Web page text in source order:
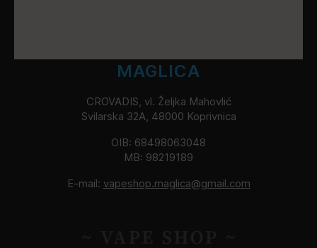
MAGLICA
CROVADIS, vl. Željka Mahovlić
Svilarska 32A, 48000 Koprivnica
OIB: 68498063048
MB: 98219189
E-mail: vapeshop.maglica@gmail.com